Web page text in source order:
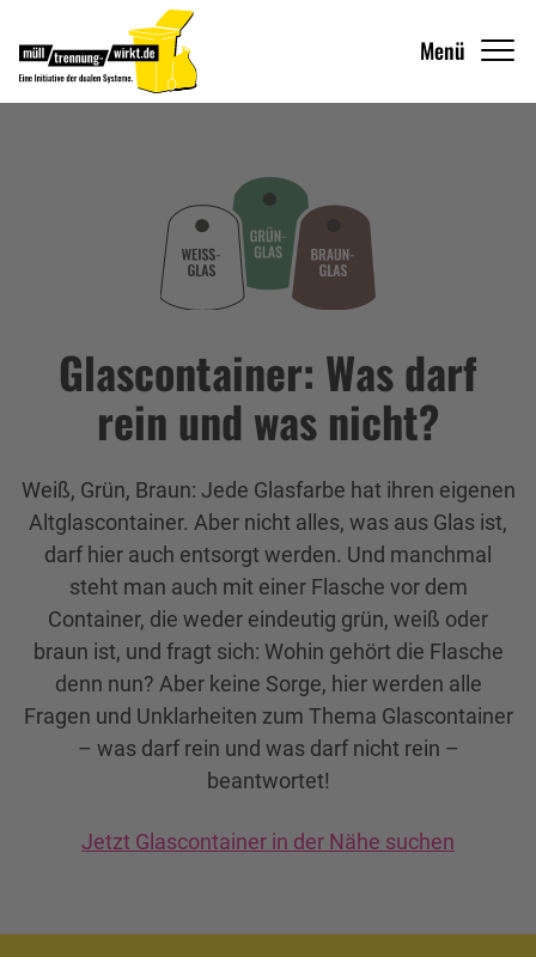
Glascontainer: Was darf
rein und was nicht?
Weiß, Grün, Braun: Jede Glasfarbe hat ihren eigenen
Altglascontainer. Aber nicht alles, was aus Glas ist,
darf hier auch entsorgt werden. Und manchmal
steht man auch mit einer Flasche vor dem
Container, die weder eindeutig grün, weiß oder
braun ist, und fragt sich: Wohin gehört die Flasche
denn nun? Aber keine Sorge, hier werden alle
Fragen und Unklarheiten zum Thema Glascontainer
– was darf rein und was darf nicht rein –
beantwortet!
Jetzt Glascontainer in der Nähe suchen